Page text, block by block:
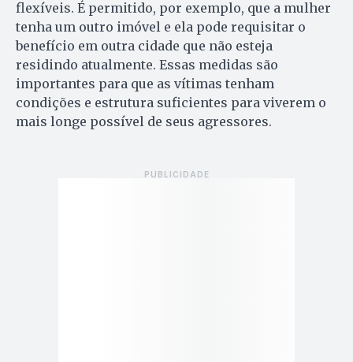
flexíveis. É permitido, por exemplo, que a mulher
tenha um outro imóvel e ela pode requisitar o
benefício em outra cidade que não esteja
residindo atualmente. Essas medidas são
importantes para que as vítimas tenham
condições e estrutura suficientes para viverem o
mais longe possível de seus agressores.